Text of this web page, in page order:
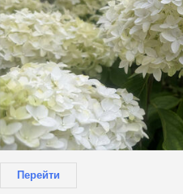
Перейти